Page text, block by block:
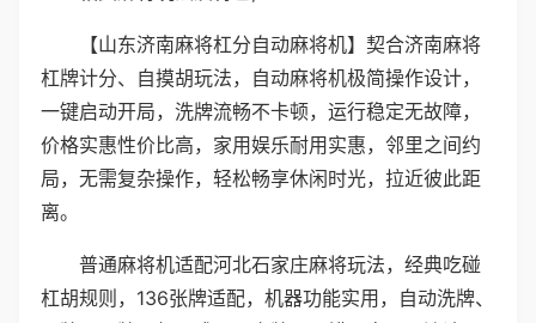
【山东济南麻将杠分自动麻将机】契合济南麻将
杠牌计分、自摸胡玩法，自动麻将机极简操作设计，
一键启动开局，洗牌流畅不卡顿，运行稳定无故障，
价格实惠性价比高，家用娱乐耐用实惠，邻里之间约
局，无需复杂操作，轻松畅享休闲时光，拉近彼此距
离。
普通麻将机适配河北石家庄麻将玩法，经典吃碰
杠胡规则，136张牌适配，机器功能实用，自动洗牌、